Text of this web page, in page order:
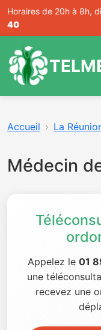
Horaires de 20h à 8h,
40
Accueil La
Médecin
Appelez le 01
une
recevez une